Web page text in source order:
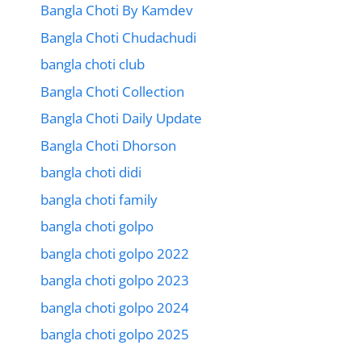
Bangla Choti By Kamdev
Bangla Choti Chudachudi
bangla choti club
Bangla Choti Collection
Bangla Choti Daily Update
Bangla Choti Dhorson
bangla choti didi
bangla choti family
bangla choti golpo
bangla choti golpo 2022
bangla choti golpo 2023
bangla choti golpo 2024
bangla choti golpo 2025